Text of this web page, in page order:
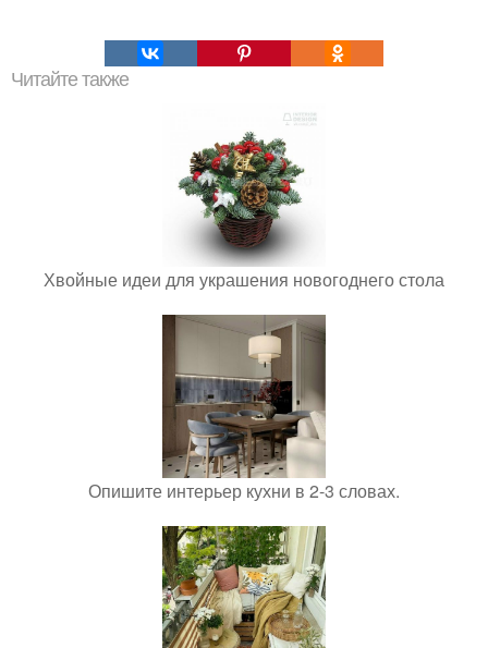
Читайте также
Хвойные идеи для украшения новогоднего стола
Опишите интерьер кухни в 2-3 словах.